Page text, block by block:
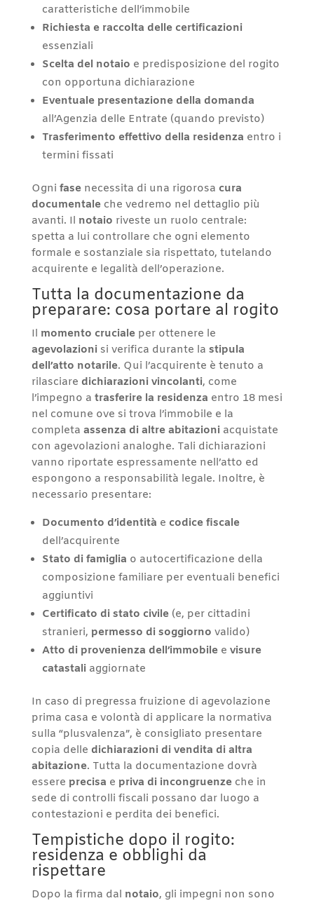
caratteristiche dell’immobile
Richiesta e raccolta delle certificazioni
essenziali
Scelta del notaio e predisposizione del rogito
con opportuna dichiarazione
Eventuale presentazione della domanda
all’Agenzia delle Entrate (quando previsto)
Trasferimento effettivo della residenza entro i
termini fissati
Ogni fasenecessita di una rigorosa cura
documentaleche vedremo nel dettaglio più
avanti. Il notaio riveste un ruolo centrale:
spetta a lui controllare che ogni elemento
formale e sostanziale sia rispettato, tutelando
acquirente e legalità dell’operazione.
Tutta la documentazione da
preparare: cosa portare al rogito
Il momento crucialeper ottenere le
agevolazionisi verifica durante la stipula
dell’atto notarile. Qui l’acquirente è tenuto a
rilasciare dichiarazioni vincolanti, come
l’impegno a trasferire la residenza entro 18 mesi
nel comune ove si trova l’immobile e la
completa assenza di altre abitazioniacquistate
con agevolazioni analoghe. Tali dichiarazioni
vanno riportate espressamente nell’atto ed
espongono a responsabilità legale. Inoltre, è
necessario presentare:
Documento d’identità e codice fiscale
dell’acquirente
Stato di famiglia o autocertificazione della
composizione familiare per eventuali benefici
aggiuntivi
Certificato di stato civile(e, per cittadini
stranieri, permesso di soggiorno valido)
Atto di provenienza dell’immobilee visure
catastaliaggiornate
In caso di pregressa fruizione di agevolazione
prima casa e volontà di applicare la normativa
sulla “plusvalenza”, è consigliato presentare
copia delle dichiarazioni di vendita di altra
abitazione. Tutta la documentazione dovrà
essere precisa e priva di incongruenzeche in
sede di controlli fiscali possano dar luogo a
contestazioni e perdita dei benefici.
Tempistiche dopo il rogito:
residenza e obblighi da
rispettare
Dopo la firma dal notaio, gli impegni non sono